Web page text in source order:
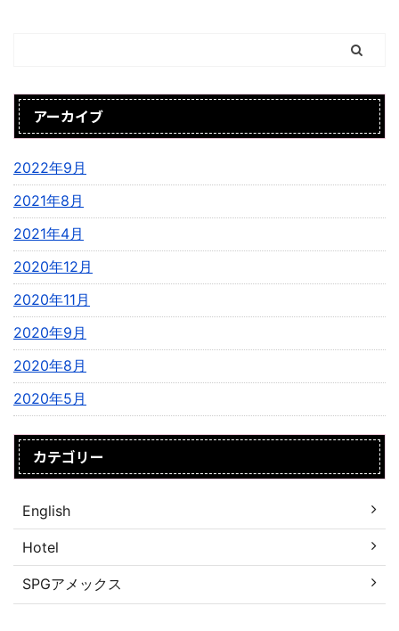
アーカイブ
2022年9月
2021年8月
2021年4月
2020年12月
2020年11月
2020年9月
2020年8月
2020年5月
カテゴリー
English
Hotel
SPGアメックス